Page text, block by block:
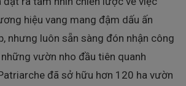
hiệu vang mang đậm dấu ấn
nhưng luôn sẵn sàng đón nhận công
vườn nho đầu tiên quanh
đã sở hữu hơn 120 ha vườn